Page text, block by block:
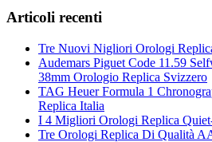
Articoli recenti
Tre Nuovi Nigliori Orologi
Audemars Piguet Code 11.59
38mm Orologio Replica Svizzero
TAG Heuer Formula 1
Replica Italia
I 4 Migliori Orologi Replica
Tre Orologi Replica Di Qualità